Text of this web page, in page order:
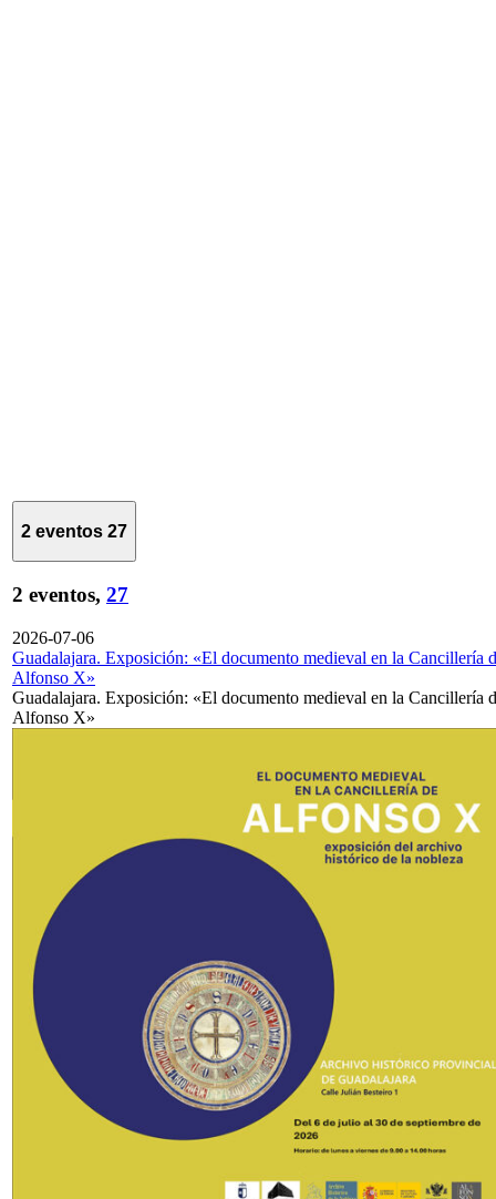
2 eventos 27
2 eventos, 27
2026-07-06
Guadalajara. Exposición: «El documento medieval en la Cancillería
Alfonso X»
Guadalajara. Exposición: «El documento medieval en la Cancillería
Alfonso X»